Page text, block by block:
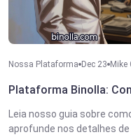
Nossa Plataforma Dec 23 Mike
Plataforma Binolla:
Leia nosso guia sobre
aprofunde nos detalhes